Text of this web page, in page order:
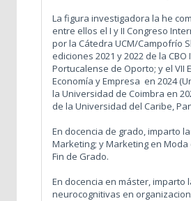
La figura investigadora la he
entre ellos el I y II Congreso
por la Cátedra UCM/Campofrío
ediciones 2021 y 2022 de la
Portucalense de Oporto; y el VII
Economía y Empresa en 2024
la Universidad de Coimbra en
de la Universidad del Caribe,
En docencia de grado, imparto
Marketing; y Marketing en
Fin de Grado.
En docencia en máster,
neurocognitivas en